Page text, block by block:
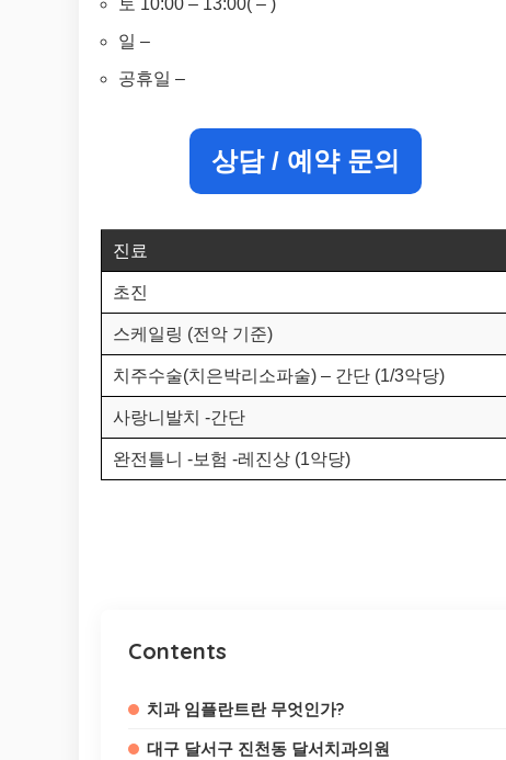
일 –
공휴일 –
상담 / 예약 문의
진료
초진
스케일링 (전악 기준)
치주수술(치은박리소파술) – 간단 (1/3악당)
사랑니발치 -간단
완전틀니 -보험 -레진상 (1악당)
Contents
치과 임플란트란 무엇인가?
대구 달서구 진천동 달서치과의원